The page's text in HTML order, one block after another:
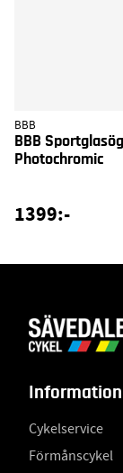
BBB
BBB
Photochromic
1399:-
Information
Cykelservice
Förmånscykel